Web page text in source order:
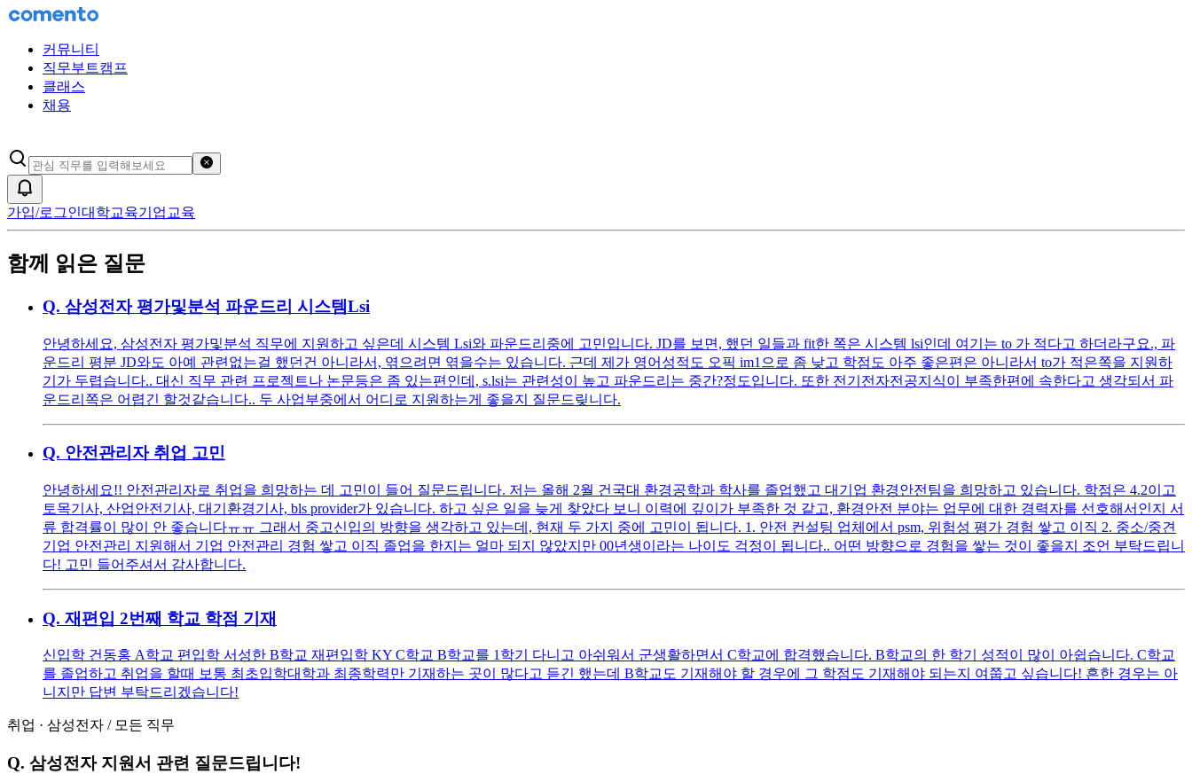
커뮤니티
직무부트캠프
클래스
채용
가입/로그인대학교육기업교육
함께 읽은 질문
Q. 삼성전자 평가및분석 파운드리 시스템Lsi
안녕하세요, 삼성전자 평가및분석 직무에 지원하고 싶은데 시스템 Lsi와 파운드리중에 고민입니다. JD를 보면, 했던 일들과 fit한 쪽은 시스템 lsi인데 여기는 to 가 적다고 하더라구요., 파
운드리 평분 JD와도 아예 관련없는걸 했던건 아니라서, 엮으려면 엮을수는 있습니다. 근데 제가 영어성적도 오픽 im1으로 좀 낮고 학점도 아주 좋은편은 아니라서 to가 적은쪽을 지원하
기가 두렵습니다.. 대신 직무 관련 프로젝트나 논문등은 좀 있는편인데, s.lsi는 관련성이 높고 파운드리는 중간?정도입니다. 또한 전기전자전공지식이 부족한편에 속한다고 생각되서 파
운드리쪽은 어렵긴 할것같습니다.. 두 사업부중에서 어디로 지원하는게 좋을지 질문드맂니다.
Q. 안전관리자 취업 고민
안녕하세요!! 안전관리자로 취업을 희망하는 데 고민이 들어 질문드립니다. 저는 올해 2월 건국대 환경공학과 학사를 졸업했고 대기업 환경안전팀을 희망하고 있습니다. 학점은 4.2이고
토목기사, 산업안전기사, 대기환경기사, bls provider가 있습니다. 하고 싶은 일을 늦게 찾았다 보니 이력에 깊이가 부족한 것 같고, 환경안전 분야는 업무에 대한 경력자를 선호해서인지 서
류 합격률이 많이 안 좋습니다ㅠㅠ 그래서 중고신입의 방향을 생각하고 있는데, 현재 두 가지 중에 고민이 됩니다. 1. 안전 컨설팅 업체에서 psm, 위험성 평가 경험 쌓고 이직 2. 중소/중견
기업 안전관리 지원해서 기업 안전관리 경험 쌓고 이직 졸업을 한지는 얼마 되지 않았지만 00년생이라는 나이도 걱정이 됩니다.. 어떤 방향으로 경험을 쌓는 것이 좋을지 조언 부탁드립니
다! 고민 들어주셔서 감사합니다.
Q. 재편입 2번째 학교 학점 기재
신입학 건동홍 A학교 편입학 서성한 B학교 재편입학 KY C학교 B학교를 1학기 다니고 아쉬워서 군생활하면서 C학교에 합격했습니다. B학교의 한 학기 성적이 많이 아쉽습니다. C학교
를 졸업하고 취업을 할때 보통 최초입학대학과 최종학력만 기재하는 곳이 많다고 듣긴 했는데 B학교도 기재해야 할 경우에 그 학점도 기재해야 되는지 여쭙고 싶습니다! 흔한 경우는 아
니지만 답변 부탁드리겠습니다!
취업 · 삼성전자 / 모든 직무
Q. 삼성전자 지원서 관련 질문드립니다!